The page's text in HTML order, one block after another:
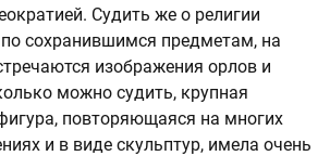
Судить же о религии
сохранившимся предметам, на
изображения орлов и
можно судить, крупная
повторяющаяся на многих
и в виде скульптур, имела очень